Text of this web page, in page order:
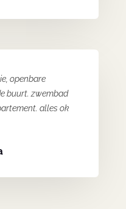
openbare
buurt. zwembad
alles ok